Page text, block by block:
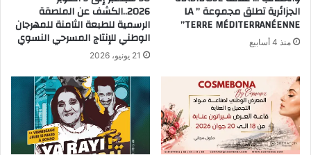
الجزائرية تطلق مجموعة ” LA
TERRE MÉDITERRANÉENNE”
منذ 4 أسابيع
2026..الكشف عن الملصقة
الرسمية للطبعة الثامنة للمهرجان
الوطني للإنتاج المسرحي النسوي
21 يونيو، 2026